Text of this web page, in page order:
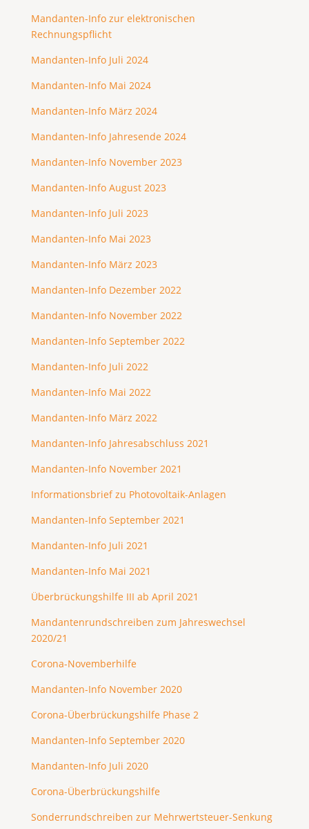
Mandanten-Info zur elektronischen
Rechnungspflicht
Mandanten-Info Juli 2024
Mandanten-Info Mai 2024
Mandanten-Info März 2024
Mandanten-Info Jahresende 2024
Mandanten-Info November 2023
Mandanten-Info August 2023
Mandanten-Info Juli 2023
Mandanten-Info Mai 2023
Mandanten-Info März 2023
Mandanten-Info Dezember 2022
Mandanten-Info November 2022
Mandanten-Info September 2022
Mandanten-Info Juli 2022
Mandanten-Info Mai 2022
Mandanten-Info März 2022
Mandanten-Info Jahresabschluss 2021
Mandanten-Info November 2021
Informationsbrief zu Photovoltaik-Anlagen
Mandanten-Info September 2021
Mandanten-Info Juli 2021
Mandanten-Info Mai 2021
Überbrückungshilfe III ab April 2021
Mandantenrundschreiben zum Jahreswechsel
2020/21
Corona-Novemberhilfe
Mandanten-Info November 2020
Corona-Überbrückungshilfe Phase 2
Mandanten-Info September 2020
Mandanten-Info Juli 2020
Corona-Überbrückungshilfe
Sonderrundschreiben zur Mehrwertsteuer-Senkung